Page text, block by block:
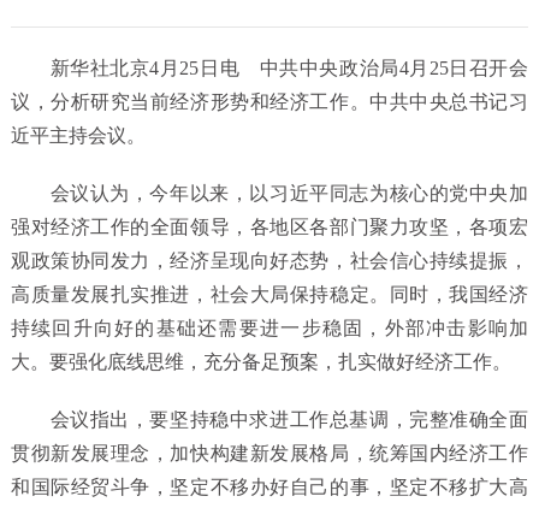
新华社北京4月25日电 中共中央政治局4月25日召开会
议，分析研究当前经济形势和经济工作。中共中央总书记习
近平主持会议。
会议认为，今年以来，以习近平同志为核心的党中央加
强对经济工作的全面领导，各地区各部门聚力攻坚，各项宏
观政策协同发力，经济呈现向好态势，社会信心持续提振，
高质量发展扎实推进，社会大局保持稳定。同时，我国经济
持续回升向好的基础还需要进一步稳固，外部冲击影响加
大。要强化底线思维，充分备足预案，扎实做好经济工作。
会议指出，要坚持稳中求进工作总基调，完整准确全面
贯彻新发展理念，加快构建新发展格局，统筹国内经济工作
和国际经贸斗争，坚定不移办好自己的事，坚定不移扩大高